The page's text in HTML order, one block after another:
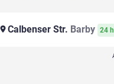
Calbenser Str. Barby 24 h